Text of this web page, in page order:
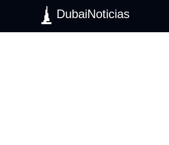
DubaiNoticias